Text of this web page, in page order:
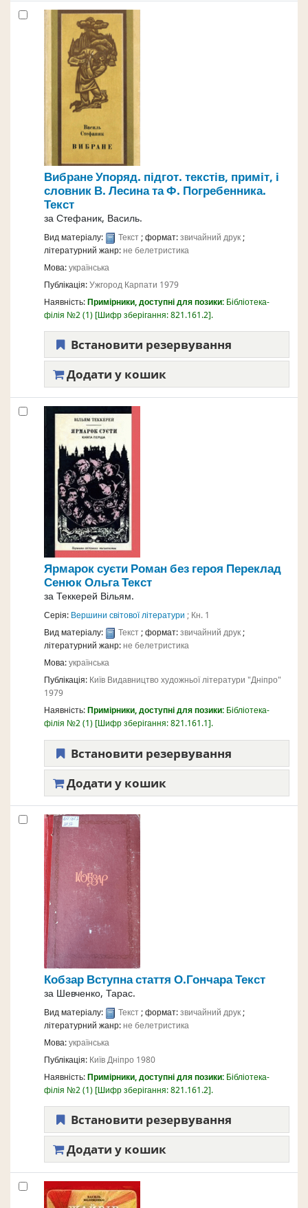
ВибранеУпоряд. підгот. текстів, приміт, і
словник В. Лесина та Ф. Погребенника.
Текст
заСтефаник, Василь.
Вид матеріалу: Текст; формат:звичайний друк;
літературний жанр:не белетристика
Мова:українська
Публікація:Ужгород Карпати 1979
Наявність:Примірники, доступні для позики: Бібліотека-
філія №2(1) Шифр зберігання:821.161.2 .
Встановити резервування
Додати у кошик
Ярмарок суєти Роман без героя Переклад
Сенюк ОльгаТекст
заТеккерей Вільям.
Серія: Вершини світової літератури ; Кн. 1
Вид матеріалу:
Текст; формат:звичайний друк;
літературний жанр:не белетристика
Мова:українська
Публікація: Київ Видавництво художньої літератури "Дніпро"
1979
Наявність:Примірники, доступні для позики: Бібліотека-
філія №2(1) Шифр зберігання:821.161.1 .
Встановити резервування
Додати у кошик
Кобзар Вступна стаття О.ГончараТекст
за Шевченко, Тарас.
Вид матеріалу: Текст; формат:звичайний друк;
літературний жанр:не белетристика
Мова:українська
Публікація: КиївДніпро 1980
Наявність:Примірники, доступні для позики: Бібліотека-
філія №2(1) Шифр зберігання:821.161.2 .
Встановити резервування
Додати у кошик